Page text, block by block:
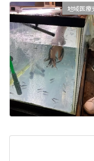
地域医療